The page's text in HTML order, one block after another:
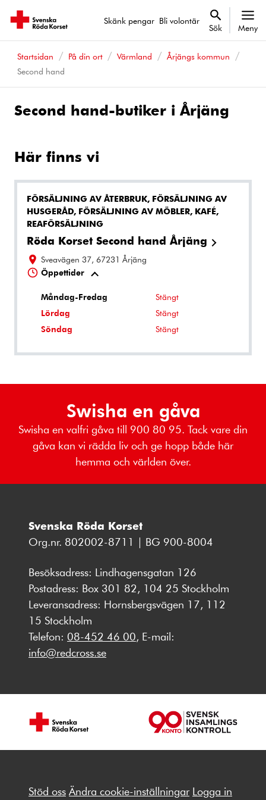
Skänk pengar Bli volontär
Sök Meny
Startsidan På din ort Värmland
Årjängs kommun
Second hand
Second hand-butiker i Årjäng
Här finns vi
FÖRSÄLJNING AV ÅTERBRUK, FÖRSÄLJNING AV
HUSGERÅD, FÖRSÄLJNING AV MÖBLER, KAFÉ,
REAFÖRSÄLJNING
Röda Korset Second hand Årjäng
Sveavägen 37, 67231 Årjäng
Öppettider
Måndag-Fredag
Stängt
Lördag
Stängt
Söndag
Stängt
Swisha en gåva
Swisha en valfri gåva till 900 80 95. Tack vare din
gåva kan vi rädda liv och ge hopp både här
hemma och världen över.
Svenska Röda Korset
Org.nr. 802002-8711 | BG 900-8004
Besöksadress: Lindhagensgatan 126
Postadress: Box 301 82, 104 25 Stockholm
Leveransadress: Hornsbergsvägen 17, 112
15 Stockholm
Telefon: 08-452 46 00, E-mail:
info@redcross.se
Stöd oss Ändra cookie-inställningar Logga in